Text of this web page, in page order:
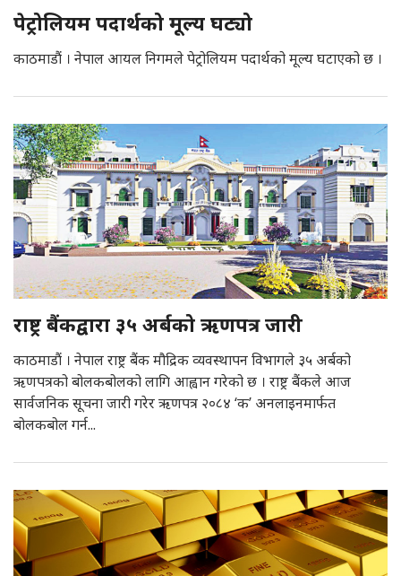
पेट्रोलियम पदार्थको मूल्य घट्यो
काठमाडौं । नेपाल आयल निगमले पेट्रोलियम पदार्थको मूल्य घटाएको छ ।
राष्ट्र बैंकद्वारा ३५ अर्बको ऋणपत्र जारी
काठमाडौं । नेपाल राष्ट्र बैंक मौद्रिक व्यवस्थापन विभागले ३५ अर्बको
ऋणपत्रको बोलकबोलको लागि आह्वान गरेको छ । राष्ट्र बैंकले आज
सार्वजनिक सूचना जारी गरेर ऋणपत्र २०८४ ‘क’ अनलाइनमार्फत
बोलकबोल गर्न...